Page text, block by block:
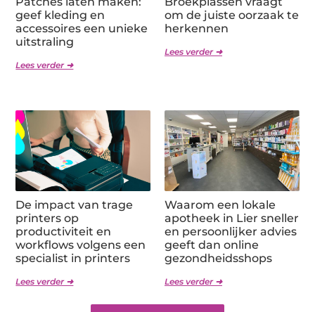
geef kleding en
accessoires een unieke
uitstraling
Lees verder ➜
om de juiste oorzaak te
herkennen
Lees verder ➜
De impact van trage
printers op
productiviteit en
workflows volgens een
specialist in printers
Lees verder ➜
Waarom een lokale
apotheek in Lier sneller
en persoonlijker advies
geeft dan online
gezondheidsshops
Lees verder ➜